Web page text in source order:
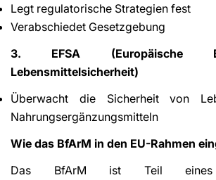
Legt regulatorische Strategien fest
Verabschiedet Gesetzgebung
3. EFSA (Europäische
Lebensmittelsicherheit)
Überwacht die Sicherheit von
Nahrungsergänzungsmitteln
Wie das BfArM in den EU-Rahmen
Das BfArM ist Teil eines